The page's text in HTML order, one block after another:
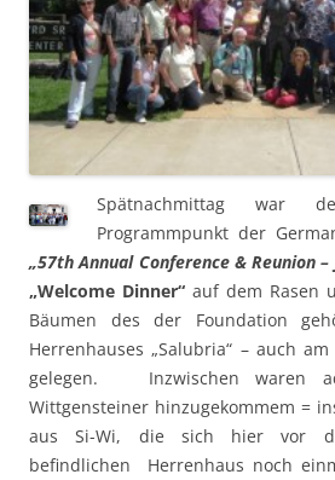
Spätnachmittag war
Programmpunkt der
„57th Annual Conference & Reunion –
„Welcome Dinner“ auf dem Rasen
Bäumen des der Foundation
Herrenhauses „Salubria“ – auch am
gelegen.
Inzwischen waren
Wittgensteiner hinzugekommem =
aus Si-Wi, die sich hier vor
befindlichen Herrenhaus noch